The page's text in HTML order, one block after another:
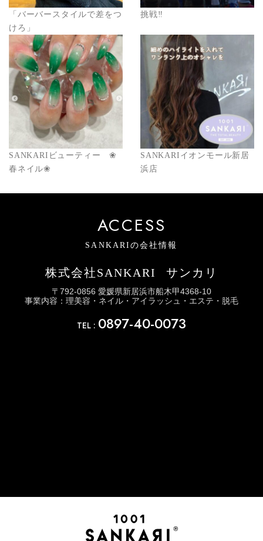
「バーバースタイルで差をつ
けろ」
挑戦‼️
SANKARIビューティー ❀
春ネイル❀
SANKARIイオンモール新居
浜店
ACCESS
SANKARIの会社情報
株式会社SANKARI サンカリ
〒792-0856 愛媛県新居浜市船木甲4368-10
事業内容：理美容・ネイル・アイラッシュ・エステ・脱毛
TEL : 0897-40-0073